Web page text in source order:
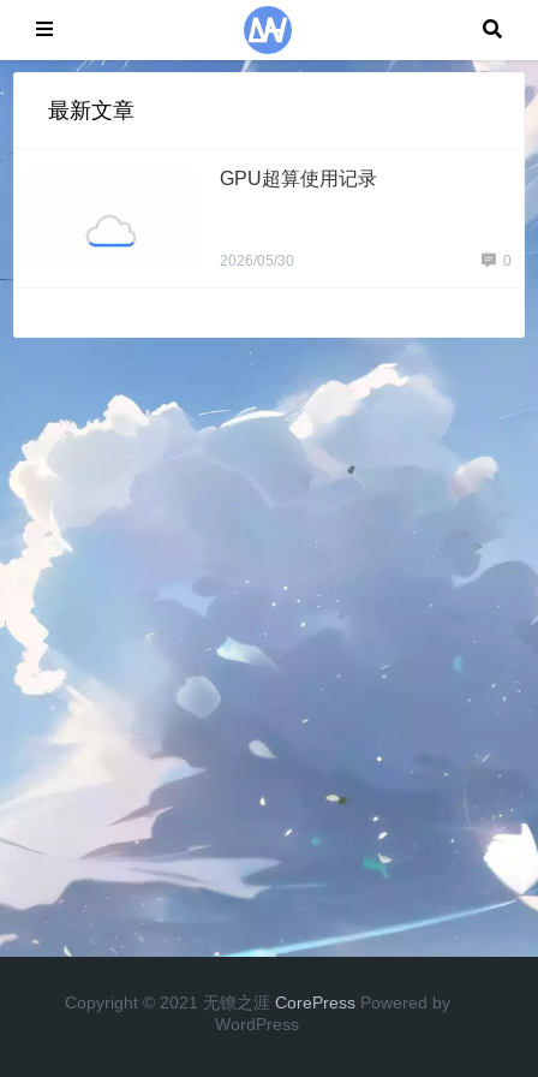
最新文章
GPU超算使用记录
2026/05/30 0
Copyright © 2021 无镣之涯 CorePress Powered by
WordPress